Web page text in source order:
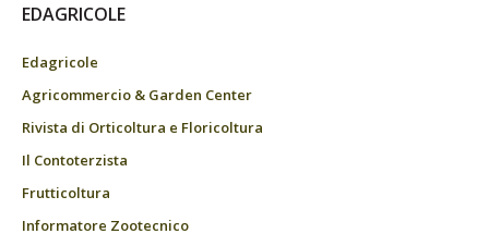
EDAGRICOLE
Edagricole
Agricommercio & Garden Center
Rivista di Orticoltura e Floricoltura
Il Contoterzista
Frutticoltura
Informatore Zootecnico